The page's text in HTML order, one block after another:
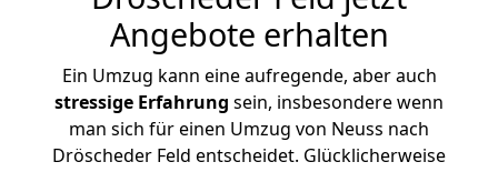
Angebote erhalten
Ein Umzug kann eine aufregende, aber auch
stressige Erfahrung sein, insbesondere wenn
man sich für einen Umzug von Neuss nach
Dröscheder Feld entscheidet. Glücklicherweise